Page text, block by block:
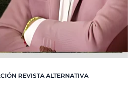
REVISTA ALTERNATIVA